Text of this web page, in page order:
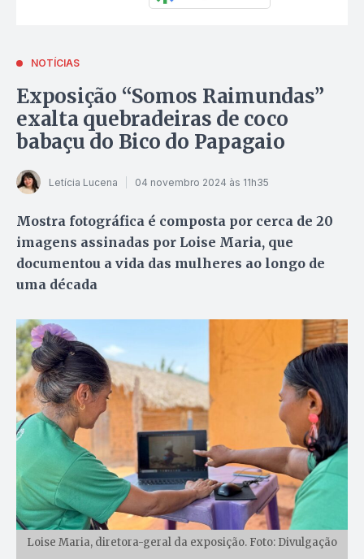
NOTÍCIAS
Exposição “Somos Raimundas”
exalta quebradeiras de coco
babaçu do Bico do Papagaio
Letícia Lucena 04 novembro 2024 às 11h35
Mostra fotográfica é composta por cerca de 20
imagens assinadas por Loise Maria, que
documentou a vida das mulheres ao longo de
uma década
Loise Maria, diretora-geral da exposição. Foto: Divulgação